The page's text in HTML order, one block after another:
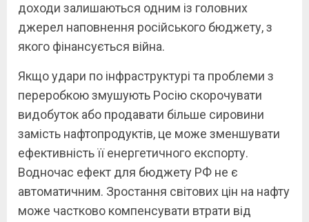
доходи залишаються одним із головних
джерел наповнення російського бюджету, з
якого фінансується війна.
Якщо удари по інфраструктурі та проблеми з
переробкою змушують Росію скорочувати
видобуток або продавати більше сировини
замість нафтопродуктів, це може зменшувати
ефективність її енергетичного експорту.
Водночас ефект для бюджету РФ не є
автоматичним. Зростання світових цін на нафту
може частково компенсувати втрати від